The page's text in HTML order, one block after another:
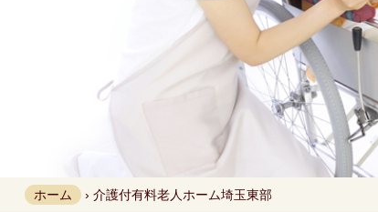
ホーム › 介護付有料老人ホーム埼玉東部